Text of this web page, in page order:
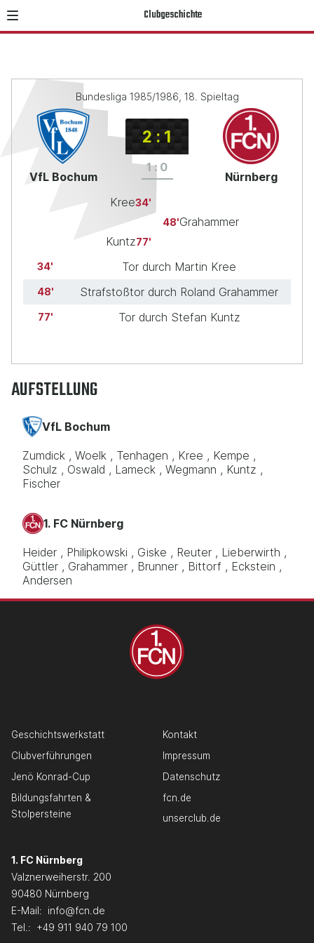
Clubgeschichte
Bundesliga 1985/1986, 18. Spieltag
VfL Bochum
2 : 1
1 : 0
Nürnberg
Kree34
Grahammer
48
Kuntz77
34 Tor durch Martin Kree
48 Strafstoßtor durch Roland Grahammer
77 Tor durch Stefan Kuntz
AUFSTELLUNG
VfL Bochum
Zumdick Woelk Tenhagen Kree
Kempe
Schulz
Oswald Lameck Wegmann
Kuntz
Fischer
1. FC Nürnberg
Heider Philipkowski Giske Reuter
Lieberwirth
Güttler
Grahammer Brunner Bittorf
Eckstein
Andersen
Geschichtswerkstatt
Clubverführungen
Jenö Konrad-Cup
Bildungsfahrten &
Stolpersteine
Kontakt
Impressum
Datenschutz
fcn.de
unserclub.de
1. FC Nürnberg
Valznerweiherstr. 200
90480 Nürnberg
E-Mail: info@fcn.de
Tel.: +49 911 940 79 100